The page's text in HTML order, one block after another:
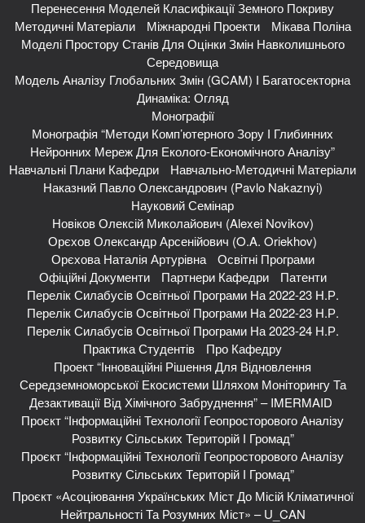
Перенесення Моделей Класифікації Земного Покриву
Методичні Матеріали
Міжнародні Проекти
Мікава Поліна
Моделі Простору Станів Для Оцінки Змін Навколишнього
Середовища
Модель Аналізу Глобальних Змін (GCAM) І Багатосекторна
Динаміка: Огляд
Монографії
Монографія “Методи Комп’ютерного Зору І Глибинних
Нейронних Мереж Для Еколого-Економічного Аналізу”
Навчальні Плани Кафедри
Навчально-Методичні Матеріали
Наказний Павло Олександрович (Pavlo Nakaznyi)
Науковий Семінар
Новіков Олексій Миколайович (Alexei Novikov)
Орєхов Олександр Арсенійович (O.A. Oriekhov)
Орєхова Наталія Артурівна
Освітні Програми
Офіційні Документи
Партнери Кафедри
Патенти
Перелік Силабусів Освітньої Програми На 2022-23 Н.р.
Перелік Силабусів Освітньої Програми На 2022-23 Н.р.
Перелік Силабусів Освітньої Програми На 2023-24 Н.р.
Практика Студентів
Про Кафедру
Проект “Інноваційні Рішення Для Відновлення
Середземноморської Екосистеми Шляхом Моніторингу Та
Дезактивації Від Хімічного Забруднення” – IMERMAID
Проєкт “Інформаційні Технології Геопросторового Аналізу
Розвитку Сільських Територій І Громад”
Проєкт “Інформаційні Технології Геопросторового Аналізу
Розвитку Сільських Територій І Громад”
Проєкт «Асоціювання Українських Міст До Місій Кліматичної
Нейтральності Та Розумних Міст» – U_CAN